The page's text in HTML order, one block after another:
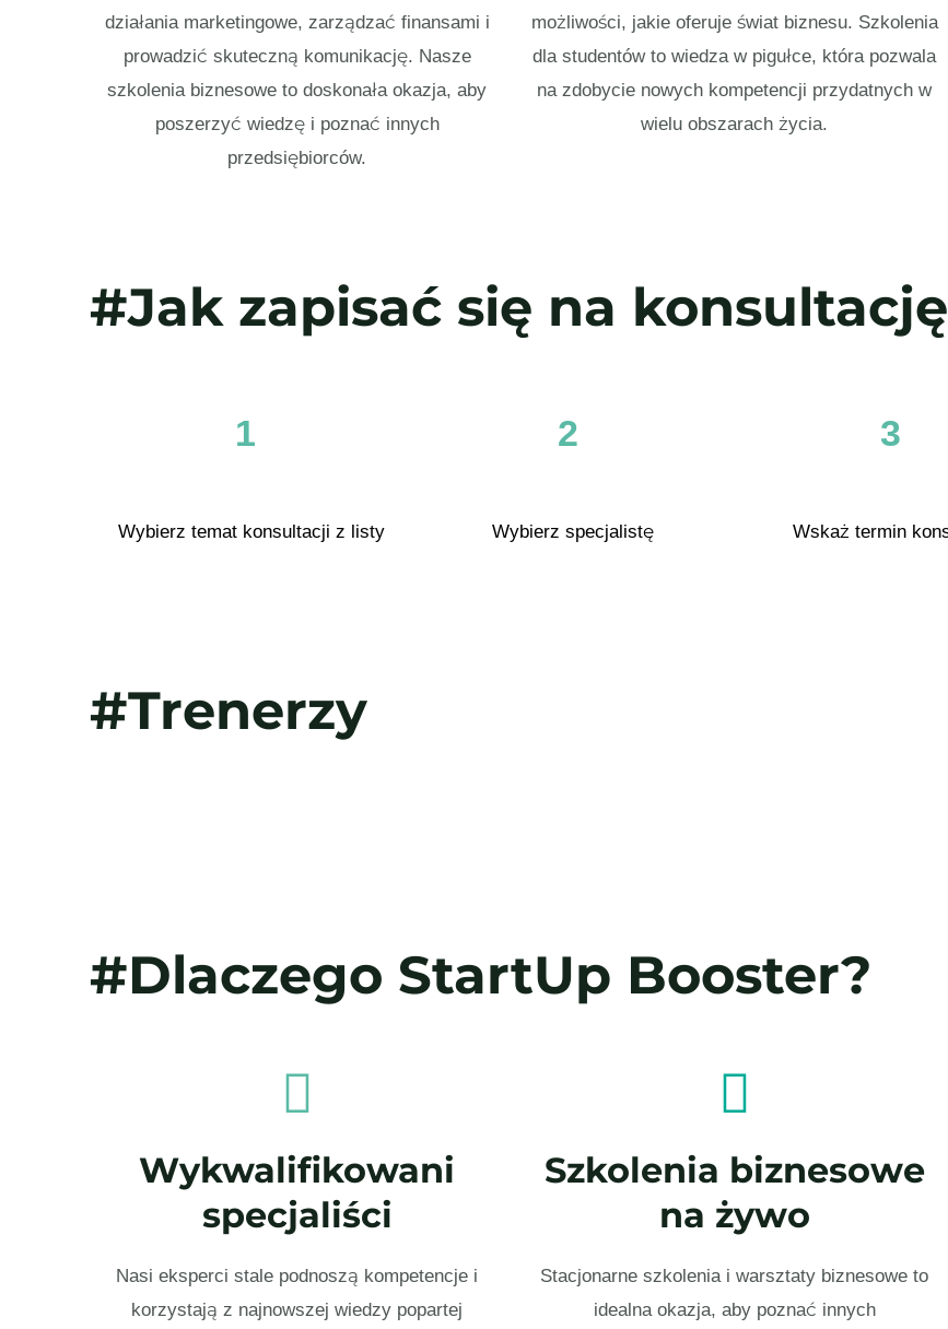
działania marketingowe, zarządzać finansami i
prowadzić skuteczną komunikację. Nasze
szkolenia biznesowe to doskonała okazja, aby
poszerzyć wiedzę i poznać innych
przedsiębiorców.
możliwości, jakie oferuje świat biznesu. Szkolenia
dla studentów to wiedza w pigułce, która pozwala
na zdobycie nowych kompetencji przydatnych w
wielu obszarach życia.
#Jak zapisać się na
1
Wybierz temat konsultacji z listy
2
Wybierz specjalistę
3
Wskaż termin
#Trenerzy
#Dlaczego StartUp Booster?
Wykwalifikowani
specjaliści
Nasi eksperci stale podnoszą kompetencje i
korzystają z najnowszej wiedzy popartej
Szkolenia biznesowe
na żywo
Stacjonarne szkolenia i warsztaty biznesowe to
idealna okazja, aby poznać innych